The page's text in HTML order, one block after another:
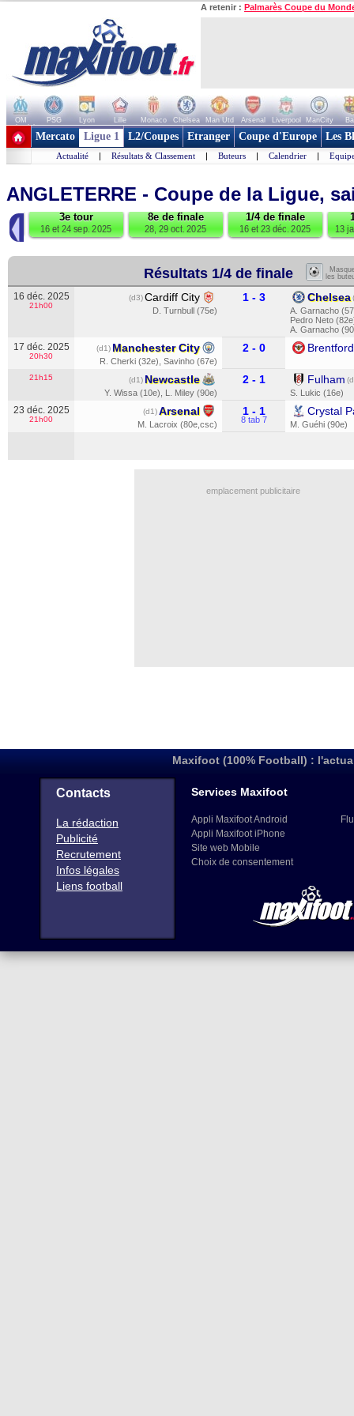
A retenir : Palmarès Coupe du
OM PSG Lyon Lille Monaco Chelsea Man Utd Arsenal Liverpool ManCity
+ de clubs
Mercato Ligue 1 L2/Coupes Etranger Coupe d'Europe Les
Actualité | Résultats & Classement | Buteurs | Calendrier |
ANGLETERRE - Coupe de la Ligue,
◀ 3e tour
16 et 24 sep. 2025
8e de finale
28, 29 oct. 2025
1/4 de finale
16 et 23 déc. 2025 13
Résultats 1/4 de finale
les
16 déc. 2025
21h00
(d3)Cardiff City
D. Turnbull (75e)
1 - 3 Chelsea
A. Garnacho
Pedro Neto
A. Garnacho
17 déc. 2025
20h30
(d1) Manchester City
R. Cherki (32e) Savinho (67e)
2 - 0 Brentford
21h15 (d1) Newcastle
Y. Wissa (10e) L. Miley (90e)
2 - 1 Fulham
S. Lukic (16e)
23 déc. 2025
21h00
(d1)Arsenal
M. Lacroix (80e,csc)
1 - 1
8 tab 7
Crystal
M. Guéhi (90e)
emplacement publicitaire
Maxifoot (100% Football) :
Contacts
La rédaction
Publicité
Recrutement
Infos légales
Liens football
Services Maxifoot
Appli Maxifoot Android
Appli Maxifoot iPhone
Site web Mobile
Choix de consentement